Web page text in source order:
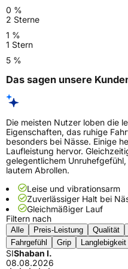
0 %
2 Sterne
1 %
1 Stern
5 %
Das sagen unsere
Die meisten Nutzer loben die
Eigenschaften, das ruhige
besonders bei Nässe. Einige
Laufleistung hervor.
gelegentlichem
lautem Abrollen.
Leise und vibrationsarm
Zuverlässiger Halt bei
Gleichmäßiger Lauf
Filtern nach
Alle Preis-Leistung Qualität
Fahrgefühl
Grip Langlebigkeit
SIShaban I.
08.08.2026